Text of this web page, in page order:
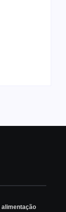
alimentação